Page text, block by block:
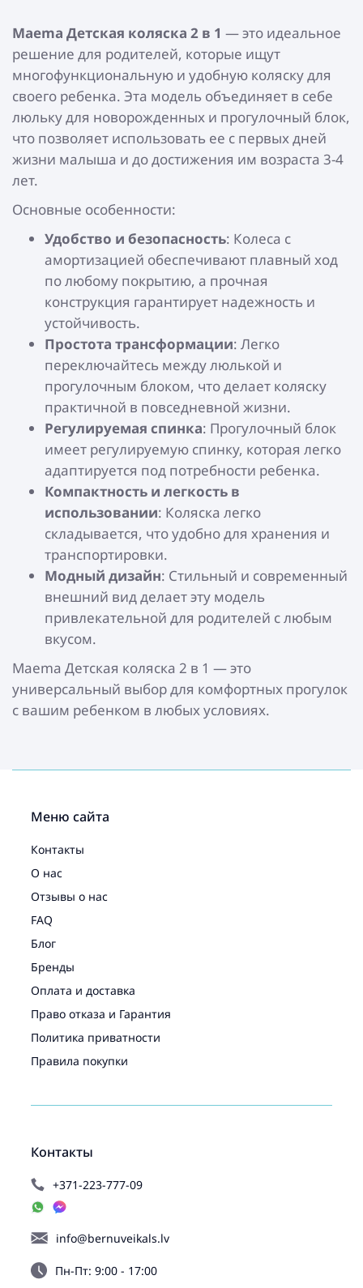
Maema Детская коляска 2 в 1 — это идеальное
решение для родителей, которые ищут
многофункциональную и удобную коляску для
своего ребенка. Эта модель объединяет в себе
люльку для новорожденных и прогулочный блок,
что позволяет использовать ее с первых дней
жизни малыша и до достижения им возраста 3-4
лет.
Основные особенности:
Удобство и безопасность: Колеса с
амортизацией обеспечивают плавный ход
по любому покрытию, а прочная
конструкция гарантирует надежность и
устойчивость.
Простота трансформации: Легко
переключайтесь между люлькой и
прогулочным блоком, что делает коляску
практичной в повседневной жизни.
Регулируемая спинка: Прогулочный блок
имеет регулируемую спинку, которая легко
адаптируется под потребности ребенка.
Компактность и легкость в
использовании: Коляска легко
складывается, что удобно для хранения и
транспортировки.
Модный дизайн: Стильный и современный
внешний вид делает эту модель
привлекательной для родителей с любым
вкусом.
Maema Детская коляска 2 в 1 — это
универсальный выбор для комфортных прогулок
с вашим ребенком в любых условиях.
Контакты
+371-223-777-09
info@bernuveikals.lv
Пн-Пт: 9:00 - 17:00
Меню сайта
Контакты
О нас
Отзывы о нас
FAQ
Блог
Бренды
Оплата и доставка
Право отказа и Гарантия
Политика приватности
Правила покупки